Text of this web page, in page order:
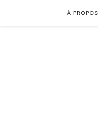
À PROPOS